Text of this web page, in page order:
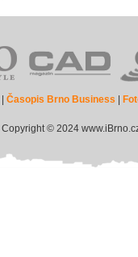
|Časopis Brno Business
Copyright © 2024